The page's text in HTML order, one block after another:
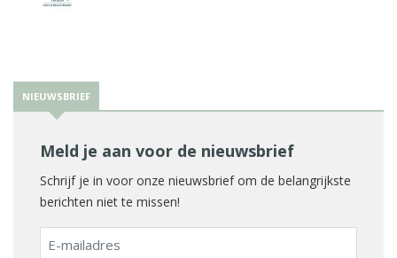
NIEUWSBRIEF
Meld je aan voor de nieuwsbrief
Schrijf je in voor onze nieuwsbrief om de belangrijkste
berichten niet te missen!
E-